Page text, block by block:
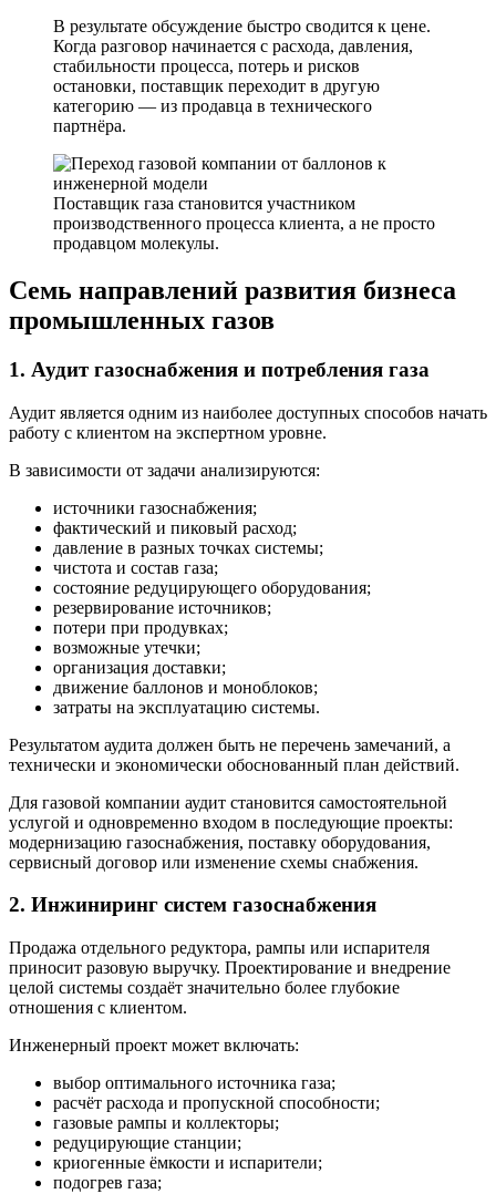
В результате обсуждение быстро сводится к цене.
Когда разговор начинается с расхода, давления,
стабильности процесса, потерь и рисков
остановки, поставщик переходит в другую
категорию — из продавца в технического
партнёра.
Поставщик газа становится участником
производственного процесса клиента, а не просто
продавцом молекулы.
Семь направлений развития бизнеса
промышленных газов
1. Аудит газоснабжения и потребления газа
Аудит является одним из наиболее доступных способов начать
работу с клиентом на экспертном уровне.
В зависимости от задачи анализируются:
источники газоснабжения;
фактический и пиковый расход;
давление в разных точках системы;
чистота и состав газа;
состояние редуцирующего оборудования;
резервирование источников;
потери при продувках;
возможные утечки;
организация доставки;
движение баллонов и моноблоков;
затраты на эксплуатацию системы.
Результатом аудита должен быть не перечень замечаний, а
технически и экономически обоснованный план действий.
Для газовой компании аудит становится самостоятельной
услугой и одновременно входом в последующие проекты:
модернизацию газоснабжения, поставку оборудования,
сервисный договор или изменение схемы снабжения.
2. Инжиниринг систем газоснабжения
Продажа отдельного редуктора, рампы или испарителя
приносит разовую выручку. Проектирование и внедрение
целой системы создаёт значительно более глубокие
отношения с клиентом.
Инженерный проект может включать:
выбор оптимального источника газа;
расчёт расхода и пропускной способности;
газовые рампы и коллекторы;
редуцирующие станции;
криогенные ёмкости и испарители;
подогрев газа;